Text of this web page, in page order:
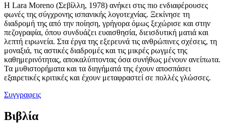
Η Lara Moreno (Σεβίλλη, 1978) ανήκει στις πιο ενδιαφέρουσες
φωνές της σύγχρονης ισπανικής λογοτεχνίας. Ξεκίνησε τη
διαδρομή της από την ποίηση, γρήγορα όμως ξεχώρισε και στην
πεζογραφία, όπου συνδυάζει ευαισθησία, διεισδυτική ματιά και
λεπτή ειρωνεία. Στα έργα της εξερευνά τις ανθρώπινες σχέσεις, τη
μοναξιά, τις αστικές διαδρομές και τις μικρές ρωγμές της
καθημερινότητας, αποκαλύπτοντας όσα συνήθως μένουν ανείπωτα.
Τα μυθιστορήματα και τα διηγήματά της έχουν αποσπάσει
εξαιρετικές κριτικές και έχουν μεταφραστεί σε πολλές γλώσσες.
Συγγραφεις
Βιβλία